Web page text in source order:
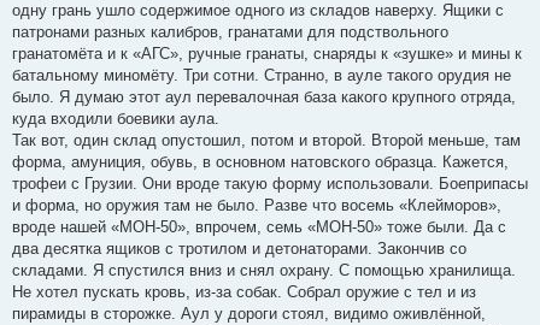
одну грань ушло содержимое одного из складов наверху. Ящики с
патронами разных калибров, гранатами для подствольного
гранатомёта и к «АГС», ручные гранаты, снаряды к «зушке» и мины к
батальному миномёту. Три сотни. Странно, в ауле такого орудия не
было. Я думаю этот аул перевалочная база какого крупного отряда,
куда входили боевики аула.
Так вот, один склад опустошил, потом и второй. Второй меньше, там
форма, амуниция, обувь, в основном натовского образца. Кажется,
трофеи с Грузии. Они вроде такую форму использовали. Боеприпасы
и форма, но оружия там не было. Разве что восемь «Клейморов»,
вроде нашей «МОН-50», впрочем, семь «МОН-50» тоже были. Да с
два десятка ящиков с тротилом и детонаторами. Закончив со
складами. Я спустился вниз и снял охрану. С помощью хранилища.
Не хотел пускать кровь, из-за собак. Собрал оружие с тел и из
пирамиды в сторожке. Аул у дороги стоял, видимо оживлённой,